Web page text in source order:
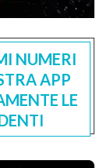
NUMERI
APP
LE